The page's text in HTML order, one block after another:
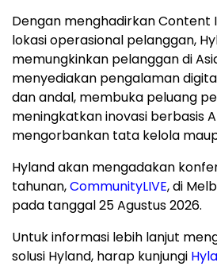
Dengan menghadirkan Content
lokasi operasional pelanggan,
memungkinkan pelanggan di
menyediakan pengalaman
dan andal, membuka peluang
meningkatkan inovasi berbasis
mengorbankan tata kelola
Hyland akan mengadakan
tahunan,CommunityLIVE, di
pada tanggal 25 Agustus 2026.
Untuk informasi lebih lanjut
solusi Hyland, harap kunjungi